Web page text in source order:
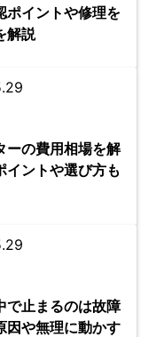
ポイントや修理を
解説
ーの費用相場を解
イントや選び方も
で止まるのは故障
因や無理に動かす